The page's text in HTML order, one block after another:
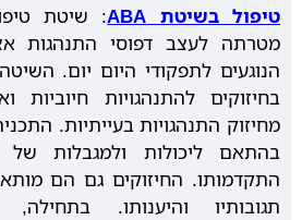
טיפול בשיטת ABA
: שיטת
מטרתה לעצב דפוסי התנהגות
הנוגעים לתפקודי היום יום.
בחיזוקים להתנהגויות חיוביות
מחיזוק התנהגויות בעייתיות.
בהתאם ליכולות ולמגבלות
התקדמותו. החיזוקים גם הם
תגובותיו והיענותו.